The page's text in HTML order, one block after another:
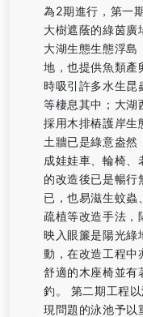
為2期進行，第一
大樹遮蔭的綠茵廣
大湖生態生態浮島
地，也提供魚類產
時吸引許多水生昆
等棲息其中；大湖
採用木排樁護岸生
土牆已是綠意盎然
成娃娃車、輪椅、
的改造後已是暢行
已，也易滋生蚊蟲
疏植等改造手法，
映入眼簾是陽光綠
動，在改造工程中
舒適的木座椅並有
釣。 第二期工程
現問題的泳池予以